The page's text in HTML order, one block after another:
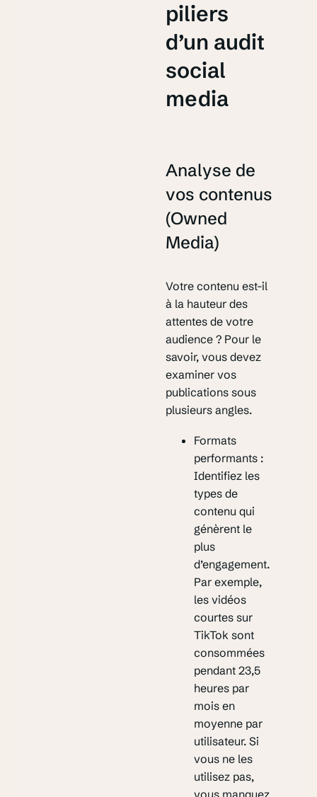
piliers
d’un audit
social
media
Analyse de
vos contenus
(Owned
Media)
Votre contenu est-il
à la hauteur des
attentes de votre
audience ? Pour le
savoir, vous devez
examiner vos
publications sous
plusieurs angles.
Formats
performants :
Identifiez les
types de
contenu qui
génèrent le
plus
d’engagement.
Par exemple,
les vidéos
courtes sur
TikToksont
consommées
pendant 23,5
heures par
mois en
moyenne par
utilisateur. Si
vous ne les
utilisez pas,